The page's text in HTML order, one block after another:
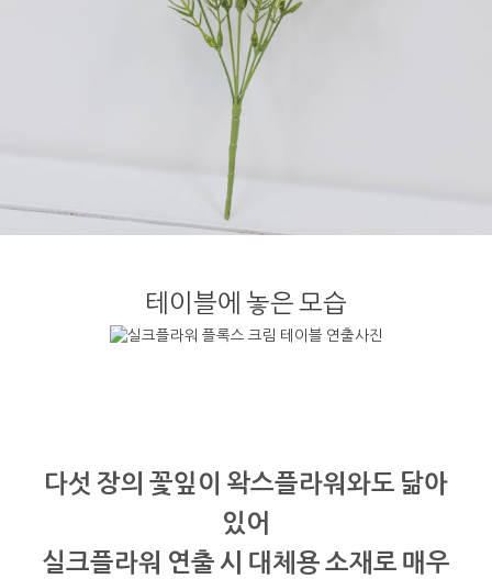
테이블에 놓은 모습
다섯 장의 꽃잎이 왁스플라워와도 닮아
있어
실크플라워 연출 시 대체용 소재로 매우